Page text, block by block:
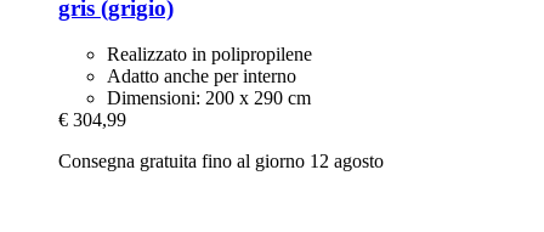
gris (grigio)
Realizzato in polipropilene
Adatto anche per interno
Dimensioni: 200 x 290 cm
€ 304,99
Consegna gratuita fino al giorno 12 agosto